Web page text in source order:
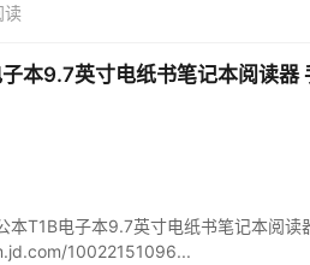
读
本9.7英寸电纸书笔记本阅读
T1B电子本9.7英寸电纸书笔记本阅
10022151096...